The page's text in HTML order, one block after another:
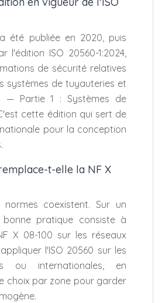
a été publiée en 2020, puis
l'édition ISO 20560-1:2024,
de sécurité relatives
systèmes de tuyauteries et
— Partie 1 : Systèmes de
cette édition qui sert de
pour la conception
t-elle la NF X
normes coexistent. Sur un
pratique consiste à
X 08-100 sur les réseaux
l'ISO 20560 sur les
ou internationales, en
choix par zone pour garder